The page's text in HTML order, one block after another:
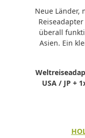
Neue Länder,
überall
Asien. Ein
USA / JP +